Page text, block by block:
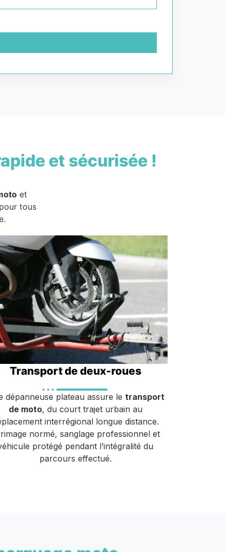
et sécurisée !
et
tous
Transport de deux-roues
dépanneuse plateau assure le transport
de moto, du court trajet urbain au
interrégional longue distance.
normé, sanglage professionnel et
protégé pendant l’intégralité du
parcours effectué.